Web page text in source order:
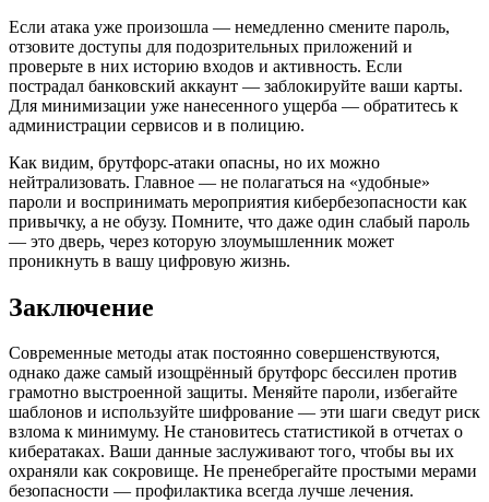
Если атака уже произошла — немедленно смените пароль,
отзовите доступы для подозрительных приложений и
проверьте в них историю входов и активность. Если
пострадал банковский аккаунт — заблокируйте ваши карты.
Для минимизации уже нанесенного ущерба — обратитесь к
администрации сервисов и в полицию.
Как видим, брутфорс-атаки опасны, но их можно
нейтрализовать. Главное — не полагаться на «удобные»
пароли и воспринимать мероприятия кибербезопасности как
привычку, а не обузу. Помните, что даже один слабый пароль
— это дверь, через которую злоумышленник может
проникнуть в вашу цифровую жизнь.
Заключение
Современные методы атак постоянно совершенствуются,
однако даже самый изощрённый брутфорс бессилен против
грамотно выстроенной защиты. Меняйте пароли, избегайте
шаблонов и используйте шифрование — эти шаги сведут риск
взлома к минимуму. Не становитесь статистикой в отчетах о
кибератаках. Ваши данные заслуживают того, чтобы вы их
охраняли как сокровище. Не пренебрегайте простыми мерами
безопасности — профилактика всегда лучше лечения.